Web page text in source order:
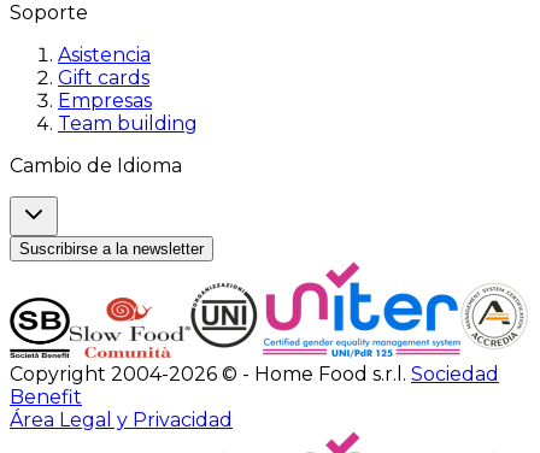
Soporte
Asistencia
Gift cards
Empresas
Team building
Cambio de Idioma
Suscribirse a la newsletter
Copyright 2004-2026 © - Home Food s.r.l. Sociedad
Benefit
Área Legal y Privacidad